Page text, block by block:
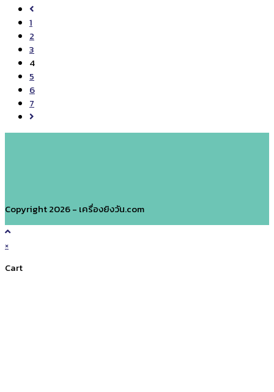
Go
to
the
previous
page
1
2
3
4
5
6
7
Go
Copyright 2026 - เครื่องยิงวัน.com
×
Cart